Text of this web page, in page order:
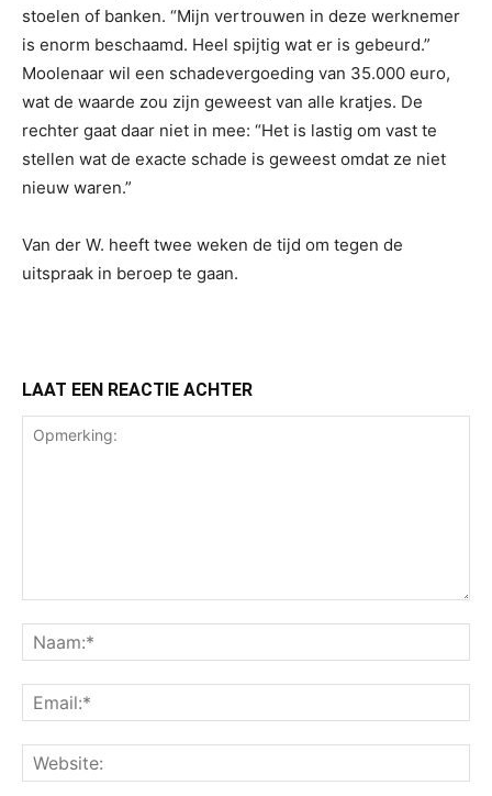
stoelen of banken. “Mijn vertrouwen in deze werknemer
is enorm beschaamd. Heel spijtig wat er is gebeurd.”
Moolenaar wil een schadevergoeding van 35.000 euro,
wat de waarde zou zijn geweest van alle kratjes. De
rechter gaat daar niet in mee: “Het is lastig om vast te
stellen wat de exacte schade is geweest omdat ze niet
nieuw waren.”
Van der W. heeft twee weken de tijd om tegen de
uitspraak in beroep te gaan.
LAAT EEN REACTIE ACHTER